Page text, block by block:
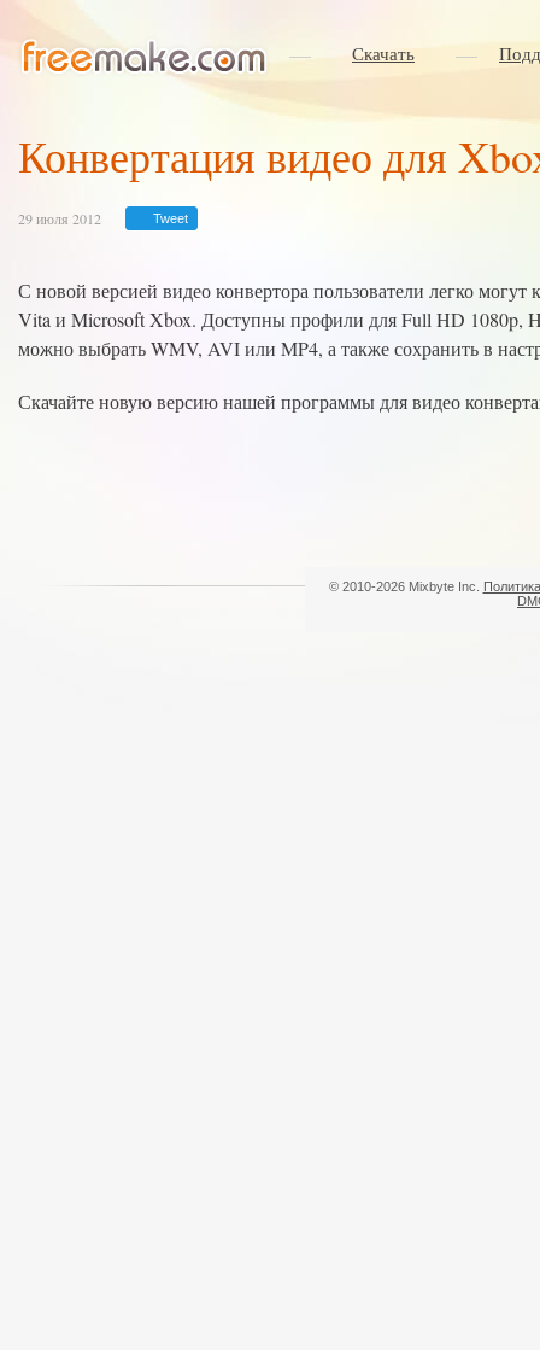
Скачать
Конвертация видео для
29 июля 2012 Tweet
С новой версией видео конвертора пользователи легко
Vita и Microsoft Xbox. Доступны профили для Full HD 1080p,
можно выбрать WMV, AVI или MP4, а также сохранить в
Скачайте новую версию нашей программы для видео
© 2010-2026 Mixbyte Inc.